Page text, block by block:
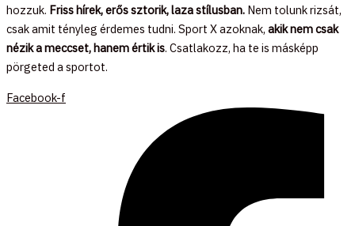
hozzuk. Friss hírek, erős sztorik, laza stílusban. Nem tolunk rizsát,
csak amit tényleg érdemes tudni. Sport X azoknak, akik nem csak
nézik a meccset, hanem értik is. Csatlakozz, ha te is másképp
pörgeted a sportot.
Facebook-f